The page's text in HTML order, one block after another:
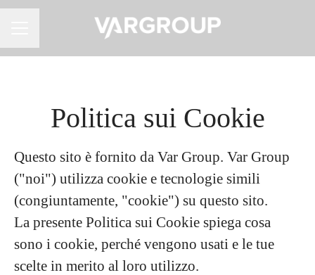
Politica sui Cookie
Questo sito è fornito da Var Group. Var Group
("noi") utilizza cookie e tecnologie simili
(congiuntamente, "cookie") su questo sito.
La presente Politica sui Cookie spiega cosa
sono i cookie, perché vengono usati e le tue
scelte in merito al loro utilizzo.